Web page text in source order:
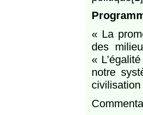
« La
des
«
notre
civilisation